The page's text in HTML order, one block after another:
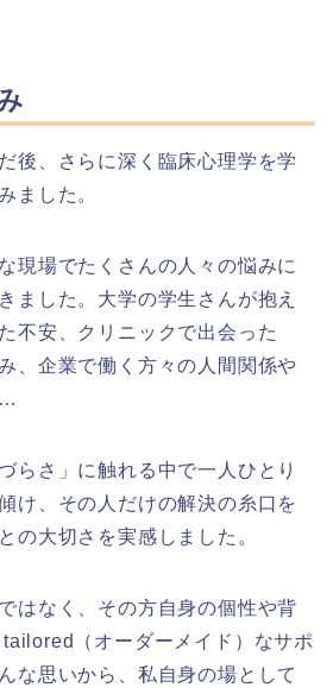
後、さらに深く臨床心理学を学
ました。
現場でたくさんの人々の悩みに
ました。大学の学生さんが抱え
不安、クリニックで出会った
、企業で働く方々の人間関係や
らさ」に触れる中で一人ひとり
け、その人だけの解決の糸口を
の大切さを実感しました。
はなく、その方自身の個性や背
（オーダーメイド）なサポ
な思いから、私自身の場として